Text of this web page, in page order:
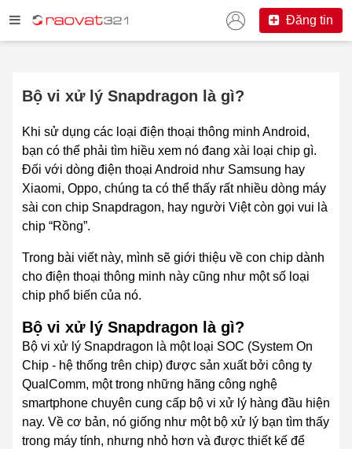
Đăng tin
Bộ vi xử lý Snapdragon là gì?
Khi sử dụng các loại điện thoại thông minh Android,
bạn có thể phải tìm hiều xem nó đang xài loại chip gì.
Đối với dòng điện thoại Android như Samsung hay
Xiaomi, Oppo, chúng ta có thể thấy rất nhiều dòng máy
sài con chip Snapdragon, hay người Việt còn gọi vui là
chip “Rồng”.
Trong bài viết này, mình sẽ giới thiệu về con chip dành
cho điện thoại thông minh này cũng như một số loại
chip phổ biến của nó.
Bộ vi xử lý Snapdragon là gì?
Bộ vi xử lý Snapdragon là một loại SOC (System On
Chip - hệ thống trên chip) được sản xuất bởi công ty
QualComm, một trong những hãng công nghệ
smartphone chuyên cung cấp bộ vi xử lý hàng đầu hiện
nay. Về cơ bản, nó giống như một bộ xử lý bạn tìm thấy
trong máy tính, nhưng nhỏ hơn và được thiết kế để